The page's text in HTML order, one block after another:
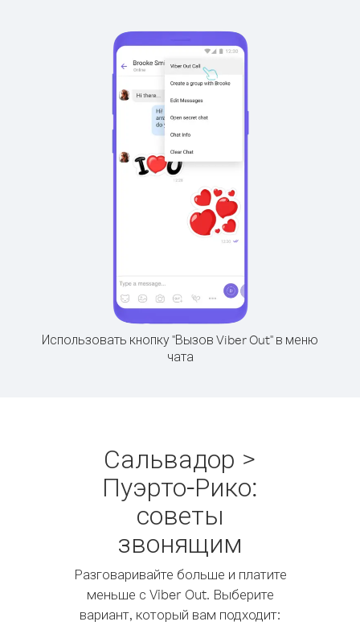
Использовать кнопку "Вызов Viber Out" в меню
чата
Сальвадор >
Пуэрто-Рико:
советы
звонящим
Разговаривайте больше и платите
меньше с Viber Out. Выберите
вариант, который вам подходит: